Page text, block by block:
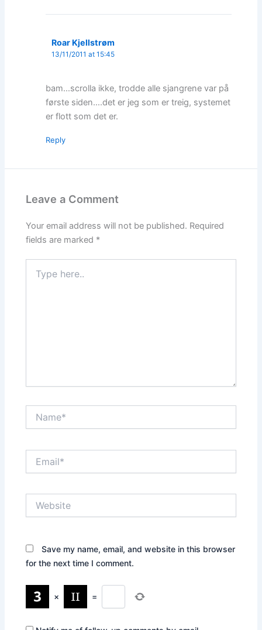
Roar Kjellstrøm
13/11/2011 at 15:45
bam…scrolla ikke, trodde alle sjangrene var på
første siden….det er jeg som er treig, systemet
er flott som det er.
Reply
Leave a Comment
Your email address will not be published. Required
fields are marked *
here..
Save my name, email, and website in this browser
for the next time I comment.
× =